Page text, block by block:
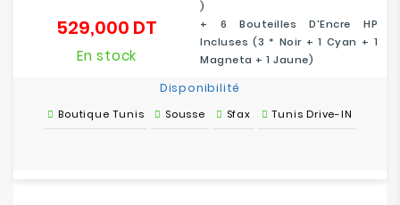
)
+ 6 Bouteilles D'Encre HP
Incluses (3 * Noir + 1 Cyan + 1
Magneta + 1 Jaune)
529,000 DT
En stock
Disponibilité
Boutique Tunis Sousse Sfax Tunis Drive-IN